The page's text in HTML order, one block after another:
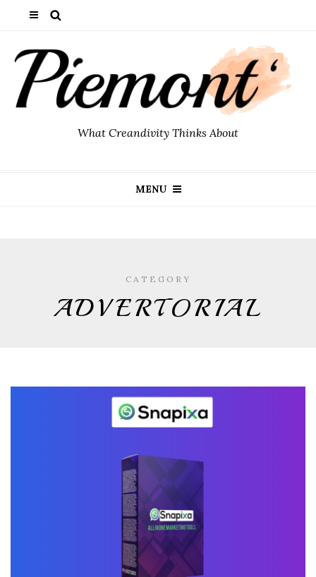
What Creandivity Thinks About
MENU
CATEGORY
ADVERTORIAL